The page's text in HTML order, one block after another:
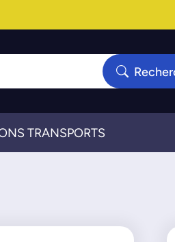
TRANSPORTS